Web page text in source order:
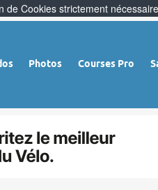
Photos Courses Pro
de Cookies strictement